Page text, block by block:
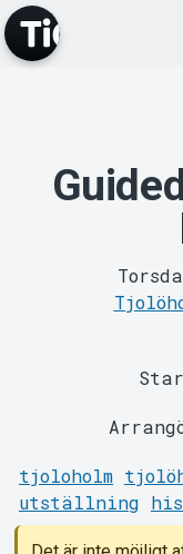
tjoloholm
utställning